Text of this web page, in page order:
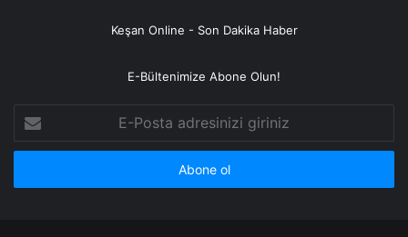
Keşan Online - Son Dakika Haber
E-Bültenimize Abone Olun!
Posta
adresinizi